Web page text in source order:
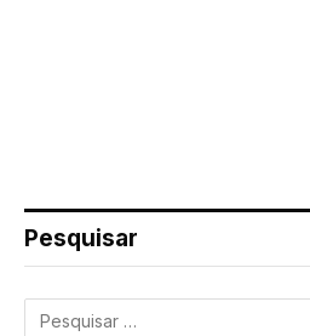
Pesquisar